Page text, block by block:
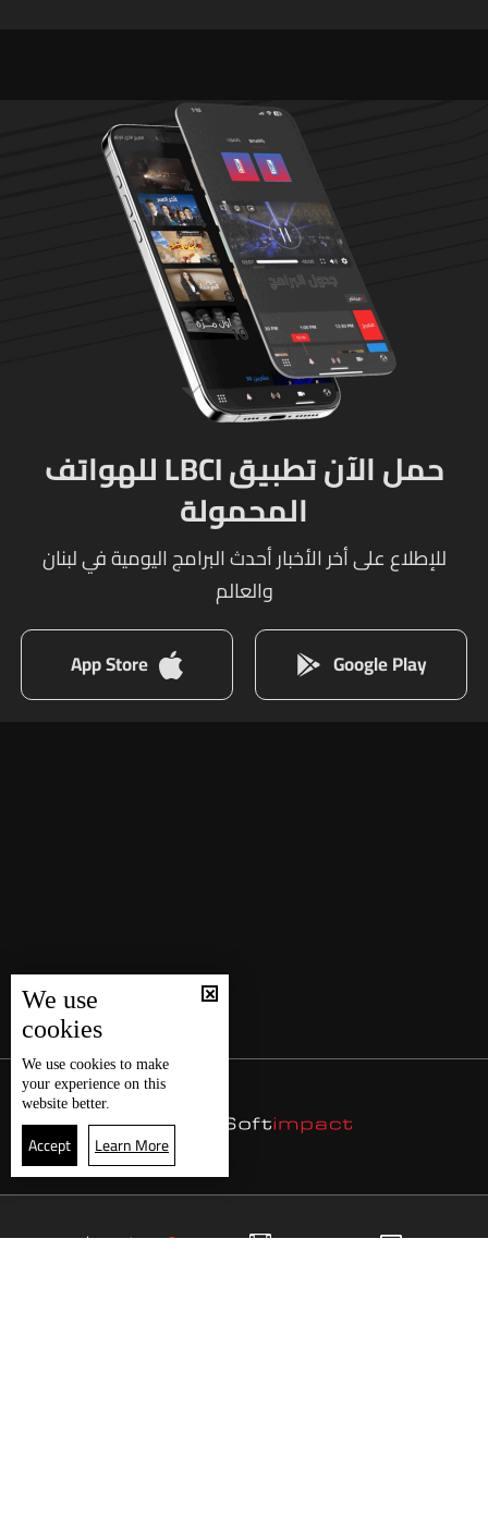
5
حمل الآن تطبيق LBCI للهواتف
المحمولة
للإطلاع على أخر الأخبار أحدث البرامج اليومية في لبنان
والعالم
Google Play
App Store
We use
cookies
We use cookies to make
your experience on this
website better.
Accept Learn More
موقع البرامج الجدول البث المباشر